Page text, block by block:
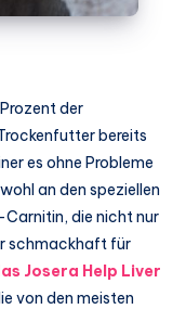
der
bereits
es ohne Probleme
an den speziellen
die nicht nur
schmackhaft für
Josera Help Liver
von den meisten